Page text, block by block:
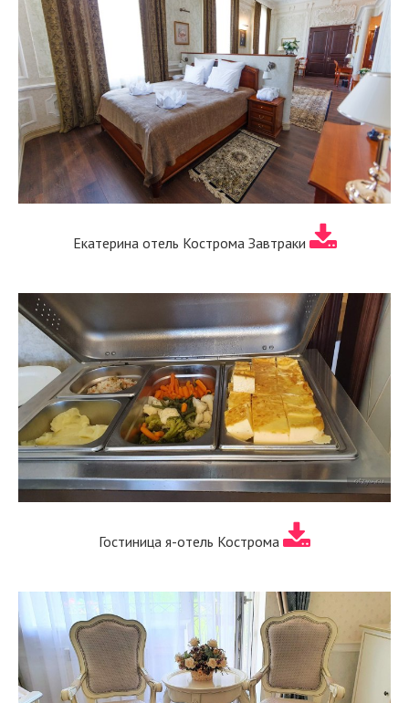
Екатерина отель Кострома Завтраки
Гостиница я-отель Кострома